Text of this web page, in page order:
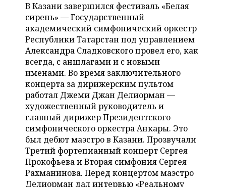
ВОЛЕЙБОЛ
КИБЕРСПОРТ
ФИГУРНОЕ КАТАНИЕ
ВОДНЫЕ ВИДЫ СПОРТА
ХОККЕЙ С МЯЧОМ
ИСТОРИЯ
КУЛЬТУРА
МЕДИЦИНА
ОБРАЗОВАНИЕ
ПРОИСШЕСТВИЯ
СПИСОК ПЕРСОН
СПИСОК КОМПАНИЙ
ПОЛНАЯ ВЕРСИЯ
В Казани завершился фестиваль «Белая
сирень» — Государственный
академический симфонический оркестр
Республики Татарстан под управлением
Александра Сладковского провел его, как
всегда, с аншлагами и с новыми
именами. Во время заключительного
концерта за дирижерским пультом
работал Джеми Джан Делиорман —
художественный руководитель и
главный дирижер Президентского
симфонического оркестра Анкары. Это
был дебют маэстро в Казани. Прозвучали
Третий фортепианный концерт Сергея
Прокофьева и Вторая симфония Сергея
Рахманинова. Перед концертом маэстро
Делиорман дал интервью «Реальному